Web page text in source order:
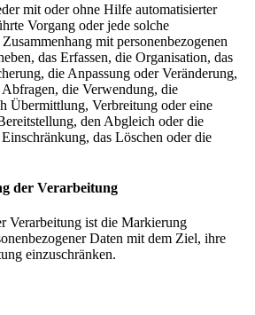
mit oder ohne Hilfe automatisierter
Vorgang oder jede solche
mit personenbezogenen
das Erfassen, die Organisation, das
die Anpassung oder Veränderung,
Abfragen, die Verwendung, die
Übermittlung, Verbreitung oder eine
den Abgleich oder die
das Löschen oder die
der Verarbeitung
Verarbeitung ist die Markierung
Daten mit dem Ziel, ihre
einzuschränken.